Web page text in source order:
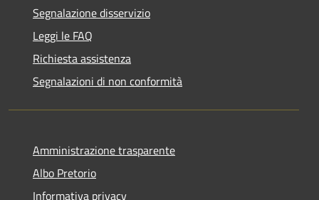
Segnalazione disservizio
Leggi le FAQ
Richiesta assistenza
Segnalazioni di non conformità
Amministrazione trasparente
Albo Pretorio
Informativa privacy